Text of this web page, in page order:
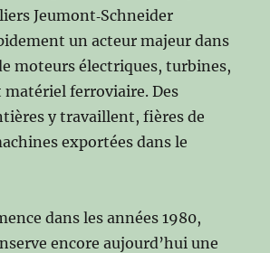
Jeumont‑Schneider
un acteur majeur dans
moteurs électriques, turbines,
ferroviaire. Des
y travaillent, fières de
exportées dans le
dans les années 1980,
encore aujourd’hui une